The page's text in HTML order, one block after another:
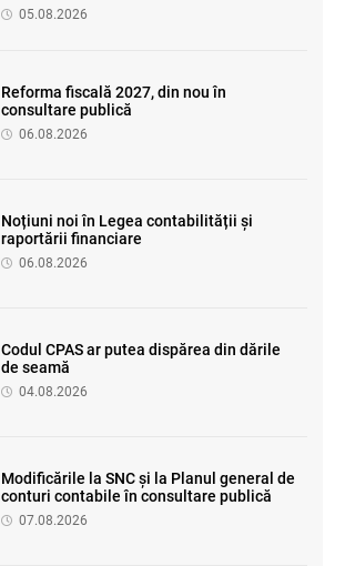
05.08.2026
Reforma fiscală 2027, din nou în
consultare publică
06.08.2026
Noțiuni noi în Legea contabilității și
raportării financiare
06.08.2026
Codul CPAS ar putea dispărea din dările
de seamă
04.08.2026
Modificările la SNC și la Planul general de
conturi contabile în consultare publică
07.08.2026